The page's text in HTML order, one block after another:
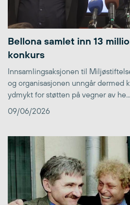
Bellona samlet inn 13
konkurs
Innsamlingsaksjonen til
og organisasjonen unngår dermed
ydmykt for støtten på vegner av he...
09/06/2026